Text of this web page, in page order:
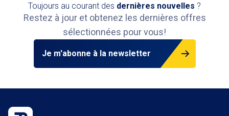
Toujours au courant des dernières nouvelles ?
Restez à jour et obtenez les dernières offres
sélectionnées pour vous!
Je m'abonne à la newsletter